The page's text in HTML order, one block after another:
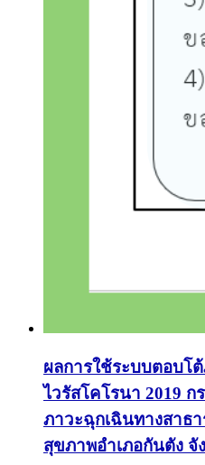
ผลการใช้ระบบตอบโ
ไวรัสโคโรนา 2019
ภาวะฉุกเฉินทางสาธ
สุขภาพอำเภอกันตัง จั